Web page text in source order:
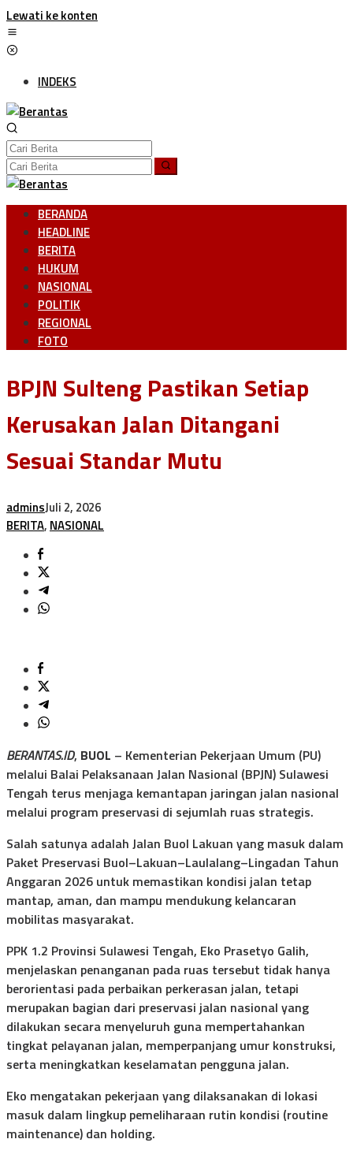
Lewati ke konten
INDEKS
BERANDA
HEADLINE
BERITA
HUKUM
NASIONAL
POLITIK
REGIONAL
FOTO
BPJN Sulteng Pastikan Setiap
Kerusakan Jalan Ditangani
Sesuai Standar Mutu
adminsJuli 2, 2026
BERITA, NASIONAL
BERANTAS.ID, BUOL – Kementerian Pekerjaan Umum (PU)
melalui Balai Pelaksanaan Jalan Nasional (BPJN) Sulawesi
Tengah terus menjaga kemantapan jaringan jalan nasional
melalui program preservasi di sejumlah ruas strategis.
Salah satunya adalah Jalan Buol Lakuan yang masuk dalam
Paket Preservasi Buol–Lakuan–Laulalang–Lingadan Tahun
Anggaran 2026 untuk memastikan kondisi jalan tetap
mantap, aman, dan mampu mendukung kelancaran
mobilitas masyarakat.
PPK 1.2 Provinsi Sulawesi Tengah, Eko Prasetyo Galih,
menjelaskan penanganan pada ruas tersebut tidak hanya
berorientasi pada perbaikan perkerasan jalan, tetapi
merupakan bagian dari preservasi jalan nasional yang
dilakukan secara menyeluruh guna mempertahankan
tingkat pelayanan jalan, memperpanjang umur konstruksi,
serta meningkatkan keselamatan pengguna jalan.
Eko mengatakan pekerjaan yang dilaksanakan di lokasi
masuk dalam lingkup pemeliharaan rutin kondisi (routine
maintenance) dan holding.